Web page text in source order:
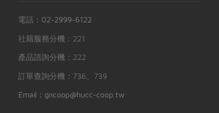
電話： 02-2999-6122
社籍服務分機：221
產品諮詢分機：222
訂單查詢分機：736、739
Email：gncoop@hucc-coop.tw